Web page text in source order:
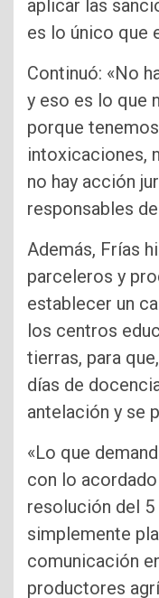
aplicar las
es lo único que
Continuó: «No
y eso es lo que
porque
intoxicaciones,
no hay acción
responsables
Además, Frías
parceleros y
establecer un
los centros
tierras, para
días de
antelación y se
«Lo que
con lo
resolución del
simplemente
comunicación
productores